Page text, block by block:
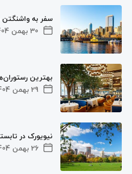
30 بهمن 1404
سفر به واشنگتن
29 بهمن 1404
بهترین
26 بهمن 1404
نیویورک در